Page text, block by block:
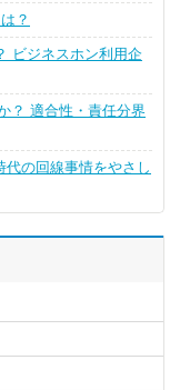
？
ビジネスホン利用企
？ 適合性・責任分界
の回線事情をやさし